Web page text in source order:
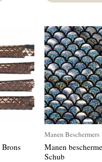
Brons
heeft
meerdere
variaties.
Deze
optie
kan
gekozen
productpagina
Manen Beschermers
Manen
Schub
tot